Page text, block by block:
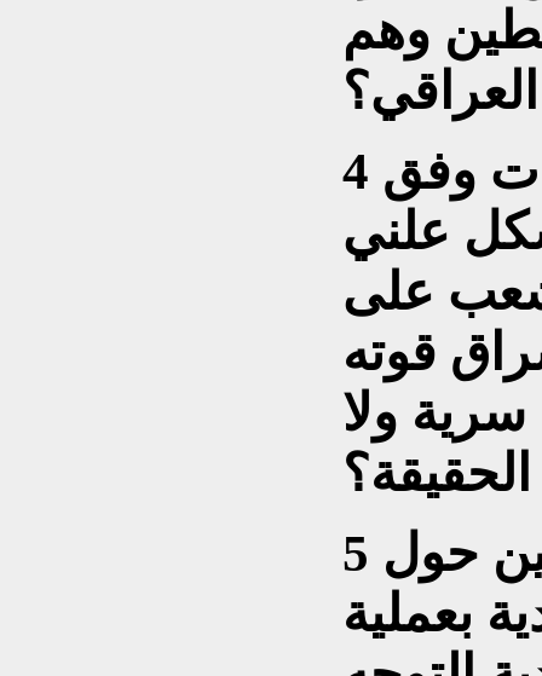
وهم
4 ــ هل ستجري محاكمات وفق
علني
على
قوته
ولا
5 ــ هل قطع الشك باليقين حول
بعملية